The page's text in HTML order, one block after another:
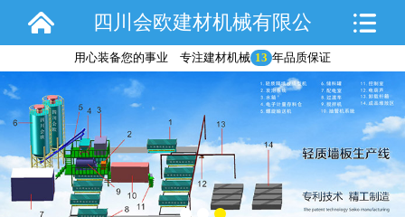
四川会欧建材机械有限公
司
用心装备您的事业 专注建材机械 13 年品质保证